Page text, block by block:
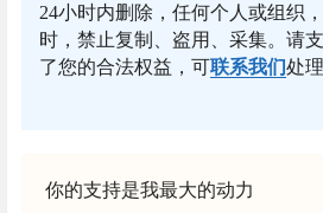
24小时内删除，任何个人或组织
时，禁止复制、盗用、采集。请
了您的合法权益，可联系我们处理
你的支持是我最大的动力